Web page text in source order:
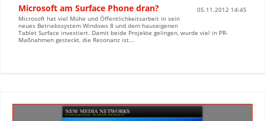
Microsoft am Surface Phone dran?
05.11.2012 14:45
Microsoft hat viel Mühe und Öffentlichkeitsarbeit in sein
neues Betriebssystem Windows 8 und dem hauseigenen
Tablet Surface investiert. Damit beide Projekte gelingen, wurde viel in PR-
Maßnahmen gesteckt, die Resonanz ist...